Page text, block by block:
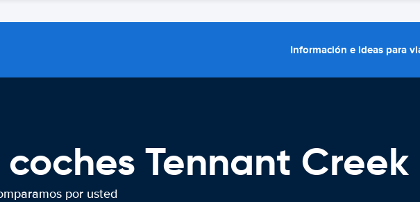
Información e ideas para
Tennant Creek
por usted